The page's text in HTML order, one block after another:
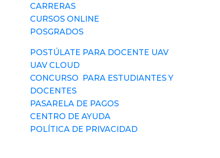
CARRERAS
CURSOS ONLINE
POSGRADOS
POSTÚLATE PARA DOCENTE UAV
UAV CLOUD
CONCURSO PARA ESTUDIANTES Y
DOCENTES
PASARELA DE PAGOS
CENTRO DE AYUDA
POLÍTICA DE PRIVACIDAD